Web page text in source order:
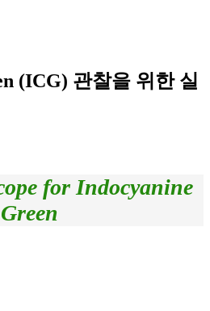
(ICG) 관찰을 위한 실
for Indocyanine
Green